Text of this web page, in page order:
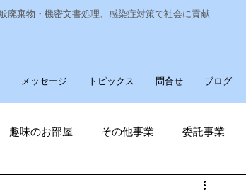
廃棄物・機密文書処理、感染症対策で社会に貢献
メッセージ トピックス 問合せ ブログ
趣味のお部屋 その他事業 委託事業